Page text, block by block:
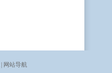
网站导航